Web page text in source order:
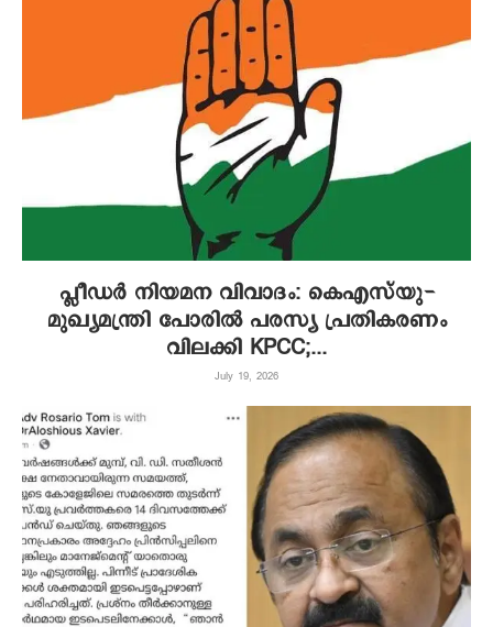
പ്ലീഡർ നിയമന വിവാദം: കെഎസ്‌യു-
മുഖ്യമന്ത്രി പോരിൽ പരസ്യ പ്രതികരണം
വിലക്കി KPCC;...
July 19, 2026